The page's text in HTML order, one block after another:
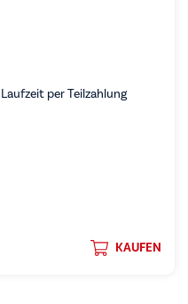
per Teilzahlung
KAUFEN